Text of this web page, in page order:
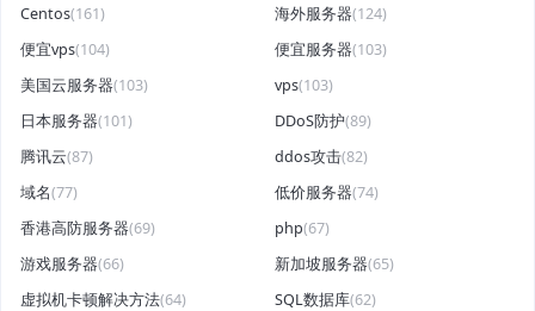
Centos(161) 海外服务器(124)
便宜vps(104) 便宜服务器(103)
美国云服务器(103) vps(103)
日本服务器(101) DDoS防护(89)
腾讯云(87) ddos攻击(82)
域名(77) 低价服务器(74)
香港高防服务器(69) php(67)
游戏服务器(66) 新加坡服务器(65)
虚拟机卡顿解决方法(64) SQL数据库(62)